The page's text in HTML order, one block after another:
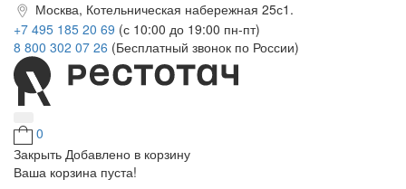
Москва, Котельническая набережная 25с1.
+7 495 185 20 69 (с 10:00 до 19:00 пн-пт)
8 800 302 07 26 (Бесплатный звонок по России)
0
Закрыть Добавлено в корзину
Ваша корзина пуста!